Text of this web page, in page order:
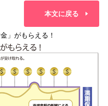
本文に戻る
」がもらえる！